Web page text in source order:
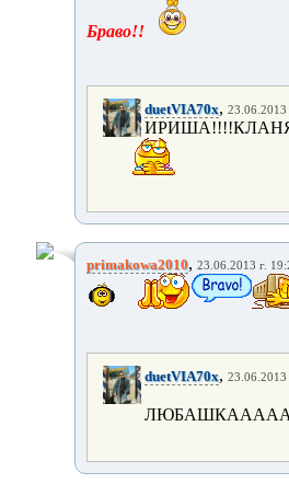
Браво!!
duetVIA70x, 23.06.2013
primakowa2010, 23.06.2013 г.
duetVIA70x, 23.06.2013